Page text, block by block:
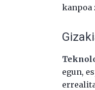
kanpoa
egun,